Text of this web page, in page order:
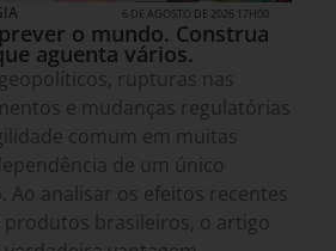
6 DE AGOSTO DE 2026 17H00
o mundo. Construa
aguenta vários.
rupturas nas
e mudanças regulatórias
comum em muitas
de um único
Ao analisar os efeitos recentes
brasileiros, o artigo